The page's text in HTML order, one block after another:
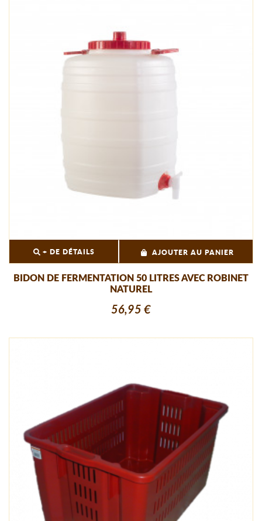
+ DE DÉTAILS AJOUTER AU PANIER
BIDON DE FERMENTATION 50 LITRES AVEC ROBINET
NATUREL
56,95 €